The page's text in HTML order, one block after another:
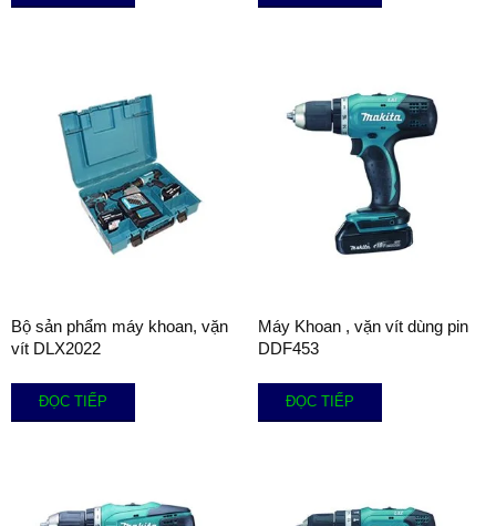
Bộ sản phẩm máy khoan, vặn
vít DLX2022
ĐỌC TIẾP
Máy Khoan , vặn vít dùng pin
DDF453
ĐỌC TIẾP